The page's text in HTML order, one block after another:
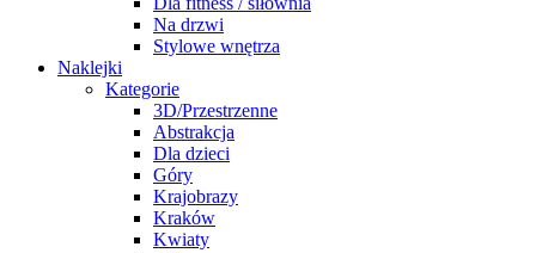
Na drzwi
Stylowe wnętrza
Naklejki
Kategorie
3D/Przestrzenne
Abstrakcja
Dla dzieci
Góry
Krajobrazy
Kraków
Kwiaty